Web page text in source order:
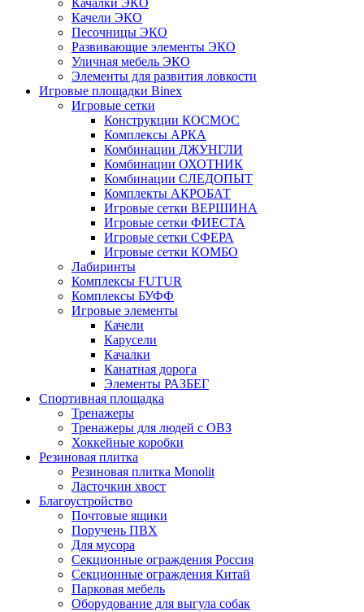
Качалки ЭКО
Качели ЭКО
Песочницы ЭКО
Развивающие элементы ЭКО
Уличная мебель ЭКО
Элементы для развития ловкости
Игровые площадки Binex
Игровые сетки
Конструкции КОСМОС
Комплексы АРКА
Комбинации ДЖУНГЛИ
Комбинации ОХОТНИК
Комбинации СЛЕДОПЫТ
Комплекты АКРОБАТ
Игровые сетки ВЕРШИНА
Игровые сетки ФИЕСТА
Игровые сетки СФЕРА
Игровые сетки КОМБО
Лабиринты
Комплексы FUTUR
Комплексы БУФФ
Игровые элементы
Качели
Карусели
Качалки
Канатная дорога
Элементы РАЗБЕГ
Спортивная площадка
Тренажеры
Тренажеры для людей с ОВЗ
Хоккейные коробки
Резиновая плитка
Резиновая плитка Monolit
Ласточкин хвост
Благоустройство
Почтовые ящики
Поручень ПВХ
Для мусора
Секционные ограждения Россия
Секционные ограждения Китай
Парковая мебель
Оборудование для выгула собак